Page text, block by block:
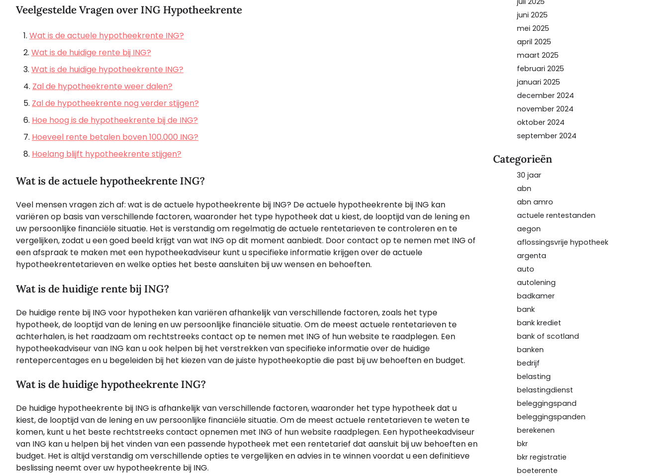
Veelgestelde Vragen over ING Hypotheekrente
Wat is de actuele hypotheekrente ING?
Wat is de huidige rente bij ING?
Wat is de huidige hypotheekrente ING?
Zal de hypotheekrente weer dalen?
Zal de hypotheekrente nog verder stijgen?
Hoe hoog is de hypotheekrente bij de ING?
Hoeveel rente betalen boven 100.000 ING?
Hoelang blijft hypotheekrente stijgen?
Wat is de actuele hypotheekrente ING?
Veel mensen vragen zich af: wat is de actuele hypotheekrente bij ING? De actuele hypotheekrente bij ING kan
variëren op basis van verschillende factoren, waaronder het type hypotheek dat u kiest, de looptijd van de lening en
uw persoonlijke financiële situatie. Het is verstandig om regelmatig de actuele rentetarieven te controleren en te
vergelijken, zodat u een goed beeld krijgt van wat ING op dit moment aanbiedt. Door contact op te nemen met ING of
een afspraak te maken met een hypotheekadviseur kunt u specifieke informatie krijgen over de actuele
hypotheekrentetarieven en welke opties het beste aansluiten bij uw wensen en behoeften.
Wat is de huidige rente bij ING?
De huidige rente bij ING voor hypotheken kan variëren afhankelijk van verschillende factoren, zoals het type
hypotheek, de looptijd van de lening en uw persoonlijke financiële situatie. Om de meest actuele rentetarieven te
achterhalen, is het raadzaam om rechtstreeks contact op te nemen met ING of hun website te raadplegen. Een
hypotheekadviseur van ING kan u ook helpen bij het verstrekken van specifieke informatie over de huidige
rentepercentages en u begeleiden bij het kiezen van de juiste hypotheekoptie die past bij uw behoeften en budget.
Wat is de huidige hypotheekrente ING?
De huidige hypotheekrente bij ING is afhankelijk van verschillende factoren, waaronder het type hypotheek dat u
kiest, de looptijd van de lening en uw persoonlijke financiële situatie. Om de meest actuele rentetarieven te weten te
komen, kunt u het beste rechtstreeks contact opnemen met ING of hun website raadplegen. Een hypotheekadviseur
van ING kan u helpen bij het vinden van een passende hypotheek met een rentetarief dat aansluit bij uw behoeften en
budget. Het is altijd verstandig om verschillende opties te vergelijken en advies in te winnen voordat u een definitieve
beslissing neemt over uw hypotheekrente bij ING.
juni 2025
mei 2025
april 2025
maart 2025
februari 2025
januari 2025
december 2024
november 2024
oktober 2024
september 2024
Categorieën
30 jaar
abn
abn amro
actuele rentestanden
aegon
aflossingsvrije hypotheek
argenta
auto
autolening
badkamer
bank
bank krediet
bank of scotland
banken
bedrijf
belasting
belastingdienst
beleggingspand
beleggingspanden
berekenen
bkr
bkr registratie
boeterente